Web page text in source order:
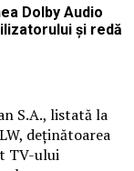
Dolby Audio
și redă
S.A., listată la
deținătoarea
TV-ului